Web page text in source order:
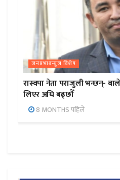
जनप्रभाबन्युज विशेष
रास्वपा नेता पराजुली भन्छन्-
लिएर अघि बढ्छौँ
8 MONTHS पहिले